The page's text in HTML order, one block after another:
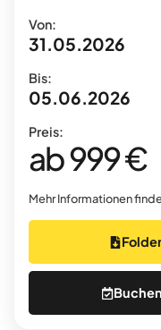
Von:
31.05.2026
Bis:
05.06.2026
Preis:
ab 999 €
Mehr Informationen